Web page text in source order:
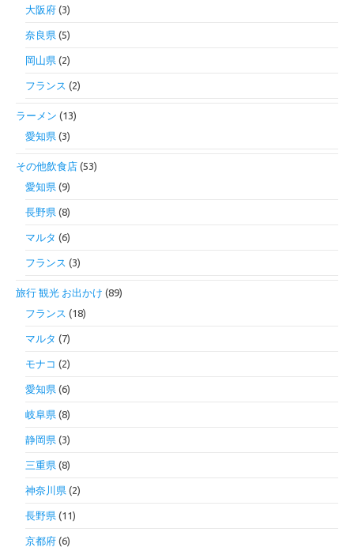
大阪府 (3)
奈良県 (5)
岡山県 (2)
フランス (2)
ラーメン (13)
愛知県 (3)
その他飲食店 (53)
愛知県 (9)
長野県 (8)
マルタ (6)
フランス (3)
旅行 観光 お出かけ (89)
フランス (18)
マルタ (7)
モナコ (2)
愛知県 (6)
岐阜県 (8)
静岡県 (3)
三重県 (8)
神奈川県 (2)
長野県 (11)
京都府 (6)